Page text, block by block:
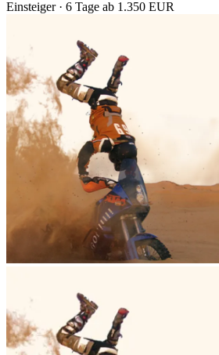
Einsteiger · 6 Tage ab 1.350 EUR